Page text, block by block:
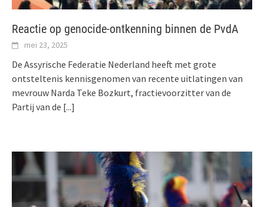
Reactie op genocide-ontkenning binnen de PvdA
mei 23, 2025
De Assyrische Federatie Nederland heeft met grote
ontsteltenis kennisgenomen van recente uitlatingen van
mevrouw Narda Teke Bozkurt, fractievoorzitter van de
Partij van de [...]